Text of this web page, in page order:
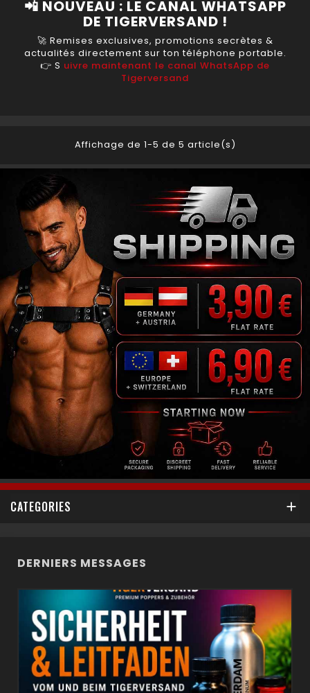
📲 NOUVEAU : LE CANAL WHATSAPP
DE TIGERVERSAND !
🚀 Remises exclusives, promotions secrètes &
actualités directement sur ton téléphone portable.
👉 S uivre maintenant le canal WhatsApp de
Tigerversand
Affichage de 1-5 de 5 article(s)
CATEGORIES 
DERNIERS MESSAGES